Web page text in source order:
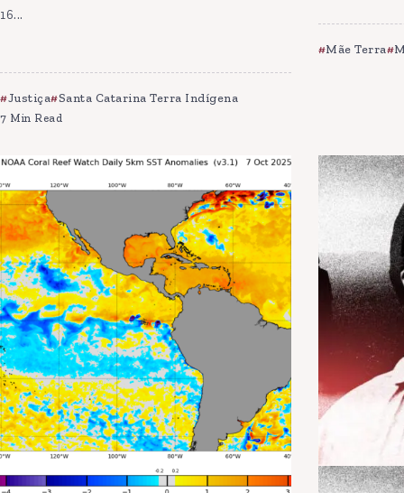
16...
Justiça Santa Catarina Terra Indígena
7 Min Read
Mãe Terra